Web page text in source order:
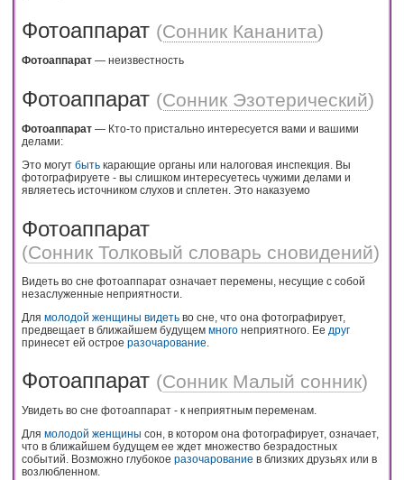
Фотоаппарат (Сонник Кананита)
Фотоаппарат — неизвестность
Фотоаппарат (Сонник Эзотерический)
Фотоаппарат — Кто-то пристально интересуется вами и вашими
делами:
Это могут быть карающие органы или налоговая инспекция. Вы
фотографируете - вы слишком интересуетесь чужими делами и
являетесь источником слухов и сплетен. Это наказуемо
Фотоаппарат
(Сонник Толковый словарь сновидений)
Видеть во сне фотоаппарат означает перемены, несущие с собой
незаслуженные неприятности.
Для молодой женщины видеть во сне, что она фотографирует,
предвещает в ближайшем будущем много неприятного. Ее друг
принесет ей острое разочарование
Фотоаппарат (Сонник Малый сонник)
Увидеть во сне фотоаппарат - к неприятным переменам.
Для молодой женщины сон, в котором она фотографирует, означает,
что в ближайшем будущем ее ждет множество безрадостных
событий. Возможно глубокое разочарование в близких друзьях или в
возлюбленном.